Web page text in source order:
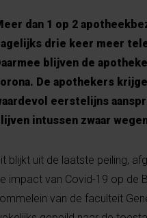
dan 1 op 2
drie keer meer
blijven de
De apothekers
eerstelijns
intussen zwaar
blijkt uit de laatste peiling,
impact van Covid-19 op de
van de faculteit